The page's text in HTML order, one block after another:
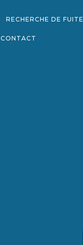
RECHERCHE DE FUITE
CONTACT